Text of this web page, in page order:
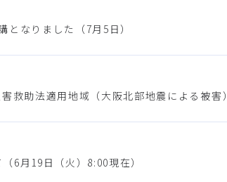
となりました（7月5日）
救助法適用地域（大阪北部地震による被害
6月19日（火）8:00現在）